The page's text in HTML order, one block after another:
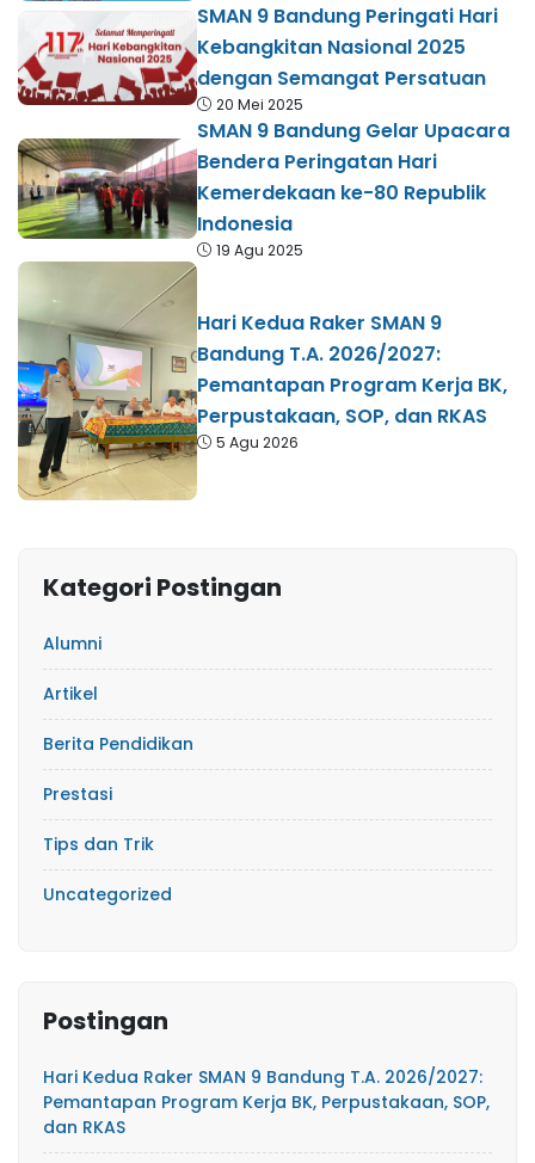
SMAN 9 Bandung Peringati Hari
Kebangkitan Nasional 2025
dengan Semangat Persatuan
20 Mei 2025
SMAN 9 Bandung Gelar Upacara
Bendera Peringatan Hari
Kemerdekaan ke-80 Republik
Indonesia
19 Agu 2025
Hari Kedua Raker SMAN 9
Bandung T.A. 2026/2027:
Pemantapan Program Kerja BK,
Perpustakaan, SOP, dan RKAS
5 Agu 2026
Kategori Postingan
Alumni
Artikel
Berita Pendidikan
Prestasi
Tips dan Trik
Uncategorized
Postingan
Hari Kedua Raker SMAN 9 Bandung T.A. 2026/2027:
Pemantapan Program Kerja BK, Perpustakaan, SOP,
dan RKAS